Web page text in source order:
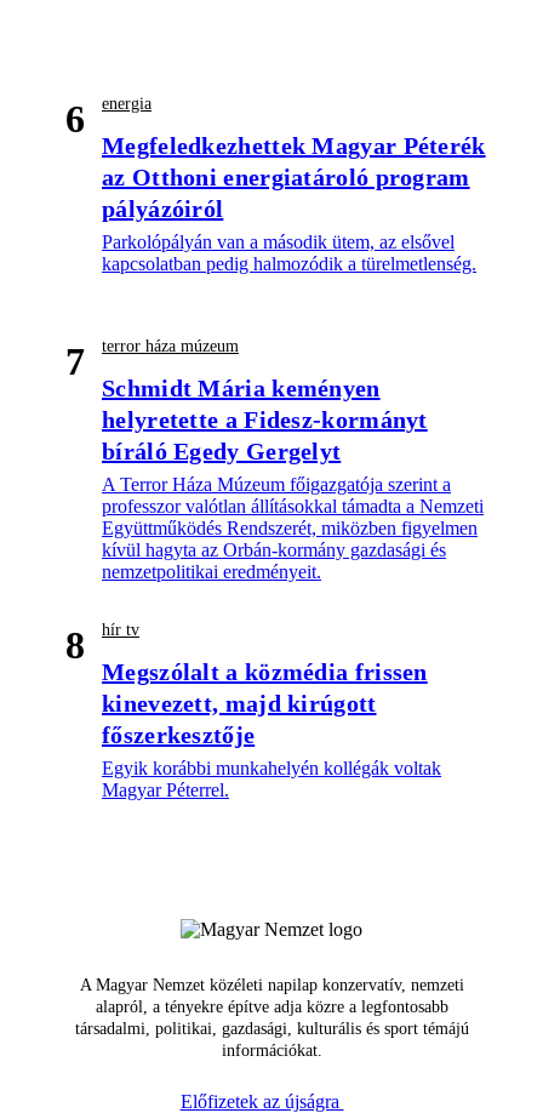
6 energia
Megfeledkezhettek Magyar Péterék
az Otthoni energiatároló program
pályázóiról
Parkolópályán van a második ütem, az elsővel
kapcsolatban pedig halmozódik a türelmetlenség.
7 terror háza múzeum
Schmidt Mária keményen
helyretette a Fidesz-kormányt
bíráló Egedy Gergelyt
A Terror Háza Múzeum főigazgatója szerint a
professzor valótlan állításokkal támadta a Nemzeti
Együttműködés Rendszerét, miközben figyelmen
kívül hagyta az Orbán-kormány gazdasági és
nemzetpolitikai eredményeit.
8 hír tv
Megszólalt a közmédia frissen
kinevezett, majd kirúgott
főszerkesztője
Egyik korábbi munkahelyén kollégák voltak
Magyar Péterrel.
A Magyar Nemzet közéleti napilap konzervatív, nemzeti
alapról, a tényekre építve adja közre a legfontosabb
társadalmi, politikai, gazdasági, kulturális és sport témájú
információkat.
Előfizetek az újságra